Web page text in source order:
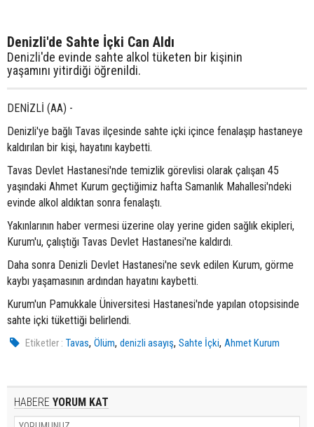
Denizli'de Sahte İçki Can Aldı
Denizli'de evinde sahte alkol tüketen bir kişinin
yaşamını yitirdiği öğrenildi.
DENİZLİ (AA) -
Denizli'ye bağlı Tavas ilçesinde sahte içki içince fenalaşıp hastaneye
kaldırılan bir kişi, hayatını kaybetti.
Tavas Devlet Hastanesi'nde temizlik görevlisi olarak çalışan 45
yaşındaki Ahmet Kurum geçtiğimiz hafta Samanlık Mahallesi'ndeki
evinde alkol aldıktan sonra fenalaştı.
Yakınlarının haber vermesi üzerine olay yerine giden sağlık ekipleri,
Kurum'u, çalıştığı Tavas Devlet Hastanesi'ne kaldırdı.
Daha sonra Denizli Devlet Hastanesi'ne sevk edilen Kurum, görme
kaybı yaşamasının ardından hayatını kaybetti.
Kurum'un Pamukkale Üniversitesi Hastanesi'nde yapılan otopsisinde
sahte içki tükettiği belirlendi.
Etiketler : Tavas,Ölüm,denizli asayış,Sahte İçki,Ahmet Kurum
HABERE YORUM KAT